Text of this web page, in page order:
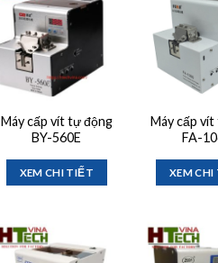
Máy cấp vít tự động
BY-560E
XEM CHI TIẾT
Máy cấp
FA-
XEM CHI